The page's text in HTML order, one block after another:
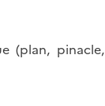
(plan, pinacle,